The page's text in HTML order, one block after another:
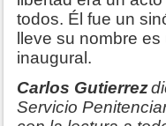
todos. Él fue un
lleve su nombre
inaugural.
Carlos Gutierrez
Servicio